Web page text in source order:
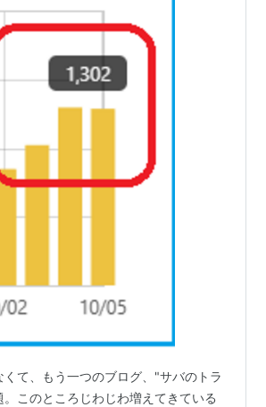
くて、もう一つのブログ、"サバのトラ
。このところじわじわ増えてきている